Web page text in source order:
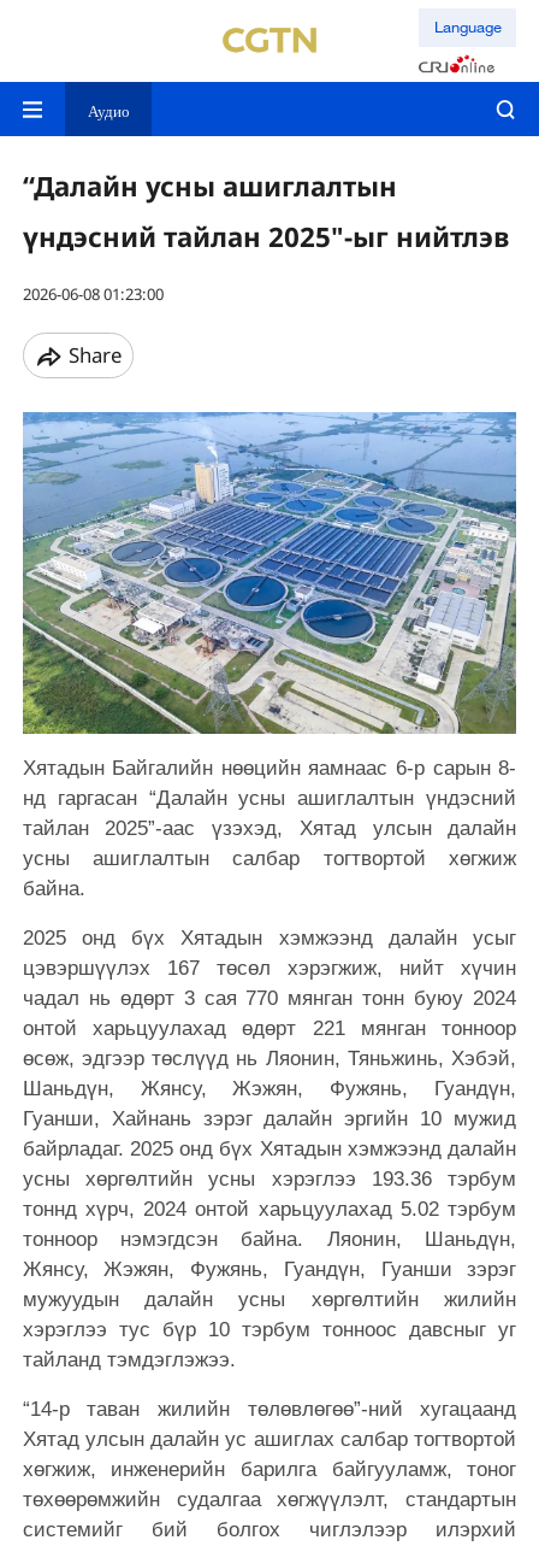
Language
Аудио
“Далайн усны ашиглалтын
үндэсний тайлан 2025"-ыг нийтлэв
2026-06-08 01:23:00
Share
Хятадын Байгалийн нөөцийн яамнаас 6-р сарын 8-
нд гаргасан “Далайн усны ашиглалтын үндэсний
тайлан 2025”-аас үзэхэд, Хятад улсын далайн
усны ашиглалтын салбар тогтвортой хөгжиж
байна.
2025 онд бүх Хятадын хэмжээнд далайн усыг
цэвэршүүлэх 167 төсөл хэрэгжиж, нийт хүчин
чадал нь өдөрт 3 сая 770 мянган тонн буюу 2024
онтой харьцуулахад өдөрт 221 мянган тонноор
өсөж, эдгээр төслүүд нь Ляонин, Тяньжинь, Хэбэй,
Шаньдүн, Жянсу, Жэжян, Фужянь, Гуандүн,
Гуанши, Хайнань зэрэг далайн эргийн 10 мужид
байрладаг. 2025 онд бүх Хятадын хэмжээнд далайн
усны хөргөлтийн усны хэрэглээ 193.36 тэрбум
тоннд хүрч, 2024 онтой харьцуулахад 5.02 тэрбум
тонноор нэмэгдсэн байна. Ляонин, Шаньдүн,
Жянсу, Жэжян, Фужянь, Гуандүн, Гуанши зэрэг
мужуудын далайн усны хөргөлтийн жилийн
хэрэглээ тус бүр 10 тэрбум тонноос давсныг уг
тайланд тэмдэглэжээ.
“14-р таван жилийн төлөвлөгөө”-ний хугацаанд
Хятад улсын далайн ус ашиглах салбар тогтвортой
хөгжиж, инженерийн барилга байгууламж, тоног
төхөөрөмжийн судалгаа хөгжүүлэлт, стандартын
системийг бий болгох чиглэлээр илэрхий